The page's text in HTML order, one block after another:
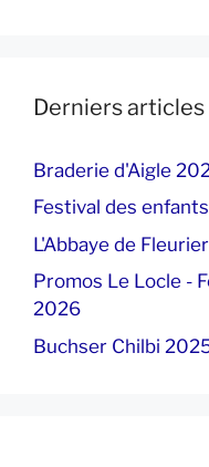
Derniers
Braderie d'Aigle
Festival des
L'Abbaye de
Promos Le Locle -
2026
Buchser Chilbi